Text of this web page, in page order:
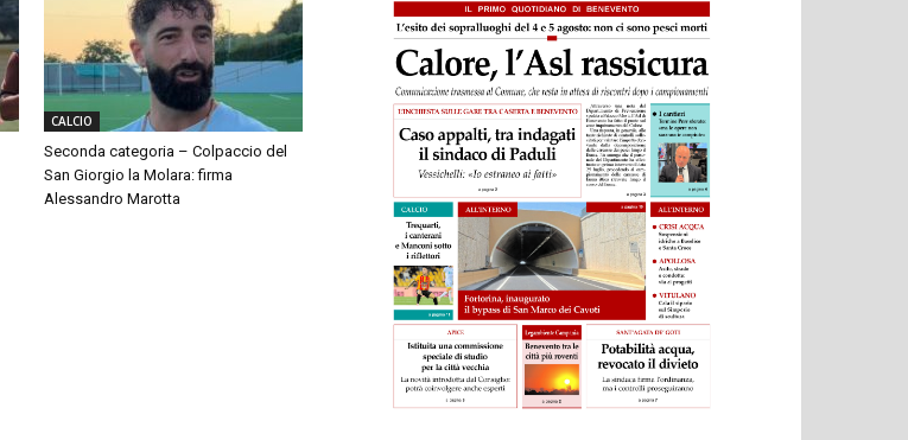
CALCIO
Seconda categoria – Colpaccio del
San Giorgio la Molara: firma
Alessandro Marotta